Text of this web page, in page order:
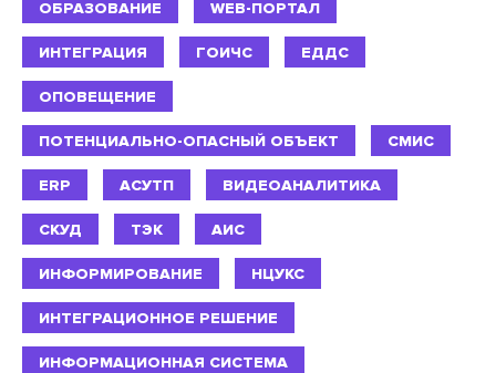
ОБРАЗОВАНИЕ WEB-ПОРТАЛ
ИНТЕГРАЦИЯ ГОИЧС ЕДДС
ОПОВЕЩЕНИЕ
ПОТЕНЦИАЛЬНО-ОПАСНЫЙ ОБЪЕКТ СМИС
ERP АСУТП ВИДЕОАНАЛИТИКА
СКУД ТЭК АИС
ИНФОРМИРОВАНИЕ НЦУКС
ИНТЕГРАЦИОННОЕ РЕШЕНИЕ
ИНФОРМАЦИОННАЯ СИСТЕМА